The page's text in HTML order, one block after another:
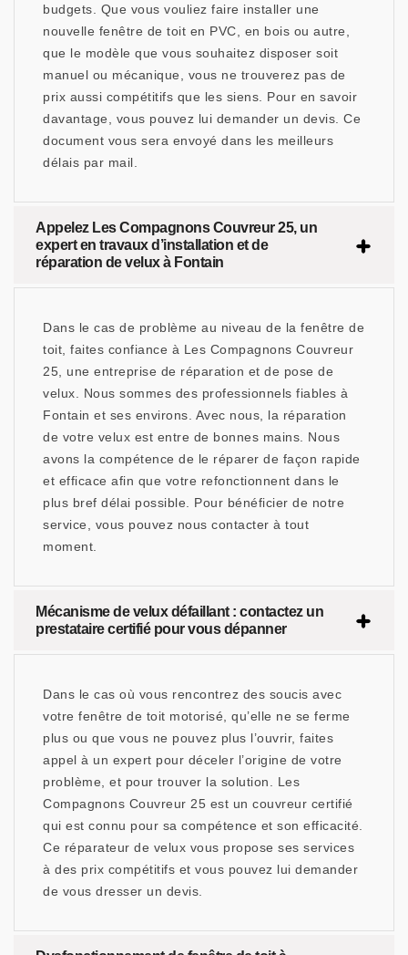
budgets. Que vous vouliez faire installer une
nouvelle fenêtre de toit en PVC, en bois ou autre,
que le modèle que vous souhaitez disposer soit
manuel ou mécanique, vous ne trouverez pas de
prix aussi compétitifs que les siens. Pour en savoir
davantage, vous pouvez lui demander un devis. Ce
document vous sera envoyé dans les meilleurs
délais par mail.
Appelez Les Compagnons Couvreur 25, un
expert en travaux d’installation et de
réparation de velux à Fontain
Dans le cas de problème au niveau de la fenêtre de
toit, faites confiance à Les Compagnons Couvreur
25, une entreprise de réparation et de pose de
velux. Nous sommes des professionnels fiables à
Fontain et ses environs. Avec nous, la réparation
de votre velux est entre de bonnes mains. Nous
avons la compétence de le réparer de façon rapide
et efficace afin que votre refonctionnent dans le
plus bref délai possible. Pour bénéficier de notre
service, vous pouvez nous contacter à tout
moment.
Mécanisme de velux défaillant : contactez un
prestataire certifié pour vous dépanner
Dans le cas où vous rencontrez des soucis avec
votre fenêtre de toit motorisé, qu’elle ne se ferme
plus ou que vous ne pouvez plus l’ouvrir, faites
appel à un expert pour déceler l’origine de votre
problème, et pour trouver la solution. Les
Compagnons Couvreur 25 est un couvreur certifié
qui est connu pour sa compétence et son efficacité.
Ce réparateur de velux vous propose ses services
à des prix compétitifs et vous pouvez lui demander
de vous dresser un devis.